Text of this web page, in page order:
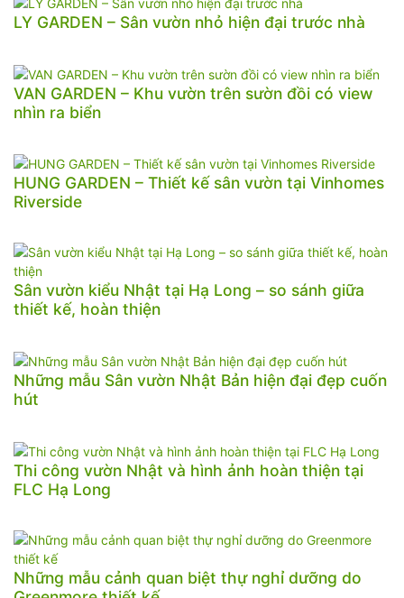
LY GARDEN – Sân vườn nhỏ hiện đại trước nhà
VAN GARDEN – Khu vườn trên sườn đồi có view
nhìn ra biển
HUNG GARDEN – Thiết kế sân vườn tại Vinhomes
Riverside
Sân vườn kiểu Nhật tại Hạ Long – so sánh giữa
thiết kế, hoàn thiện
Những mẫu Sân vườn Nhật Bản hiện đại đẹp cuốn
hút
Thi công vườn Nhật và hình ảnh hoàn thiện tại
FLC Hạ Long
Những mẫu cảnh quan biệt thự nghỉ dưỡng do